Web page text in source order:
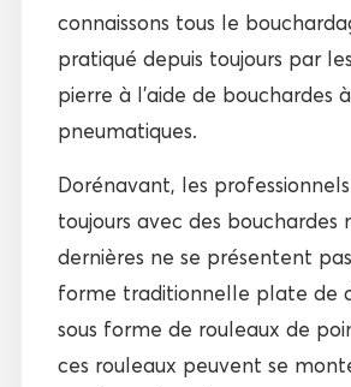
connaissons tous le
pratiqué depuis toujours par
pierre à l’aide de bouchardes
pneumatiques.
Dorénavant, les
toujours avec des bouchardes
dernières ne se présentent
forme traditionnelle plate de
sous forme de rouleaux de
ces rouleaux peuvent se